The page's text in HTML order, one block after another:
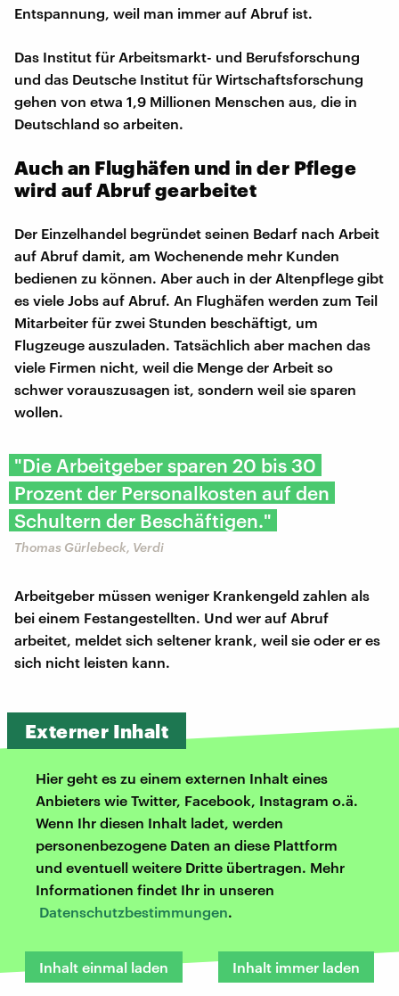
Entspannung, weil man immer auf Abruf ist.
Das Institut für Arbeitsmarkt- und Berufsforschung
und das Deutsche Institut für Wirtschaftsforschung
gehen von etwa 1,9 Millionen Menschen aus, die in
Deutschland so arbeiten.
Auch an Flughäfen und in der Pflege
wird auf Abruf gearbeitet
Der Einzelhandel begründet seinen Bedarf nach Arbeit
auf Abruf damit, am Wochenende mehr Kunden
bedienen zu können. Aber auch in der Altenpflege gibt
es viele Jobs auf Abruf. An Flughäfen werden zum Teil
Mitarbeiter für zwei Stunden beschäftigt, um
Flugzeuge auszuladen. Tatsächlich aber machen das
viele Firmen nicht, weil die Menge der Arbeit so
schwer vorauszusagen ist, sondern weil sie sparen
wollen.
"Die Arbeitgeber sparen 20 bis 30
Prozent der Personalkosten auf den
Schultern der Beschäftigen."
Thomas Gürlebeck, Verdi
Arbeitgeber müssen weniger Krankengeld zahlen als
bei einem Festangestellten. Und wer auf Abruf
arbeitet, meldet sich seltener krank, weil sie oder er es
sich nicht leisten kann.
Externer Inhalt
Hier geht es zu einem externen Inhalt eines
Anbieters wie Twitter, Facebook, Instagram o.ä.
Wenn Ihr diesen Inhalt ladet, werden
personenbezogene Daten an diese Plattform
und eventuell weitere Dritte übertragen. Mehr
Informationen findet Ihr in unseren
Datenschutzbestimmungen.
Inhalt einmal laden Inhalt immer laden